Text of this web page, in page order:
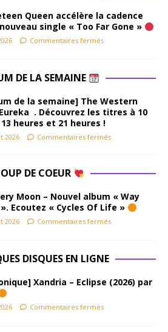
Queen accélère la cadence
single « Too Far Gone »
Commentaires fermés
DE LA SEMAINE
de la semaine] The Western
. Découvrez les titres à 10
heures et 21 heures !
2026 Commentaires fermés
DE COEUR
Moon – Nouvel album « Way
Ecoutez « Cycles Of Life »
2026 Commentaires fermés
DISQUES EN LIGNE
Xandria – Eclipse (2026) par
Commentaires fermés